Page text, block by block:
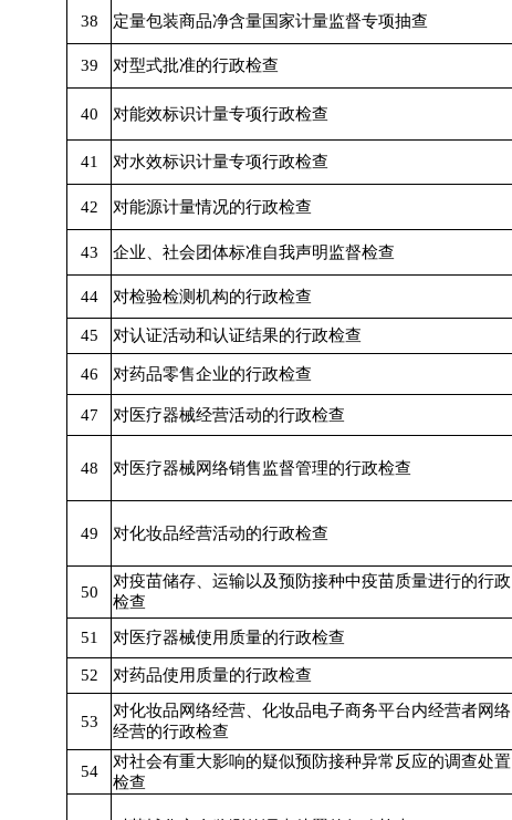
38 定量包装商品净含量国家计量监督专项抽查
39 对型式批准的行政检查
40 对能效标识计量专项行政检查
41 对水效标识计量专项行政检查
42 对能源计量情况的行政检查
43 企业、社会团体标准自我声明监督检查
44 对检验检测机构的行政检查
45 对认证活动和认证结果的行政检查
46 对药品零售企业的行政检查
47 对医疗器械经营活动的行政检查
48 对医疗器械网络销售监督管理的行政检查
49 对化妆品经营活动的行政检查
50
对疫苗储存、运输以及预防接种中疫苗质量进行的行政
检查
51 对医疗器械使用质量的行政检查
52 对药品使用质量的行政检查
53
对化妆品网络经营、化妆品电子商务平台内经营者网络
经营的行政检查
54
对社会有重大影响的疑似预防接种异常反应的调查处置
检查